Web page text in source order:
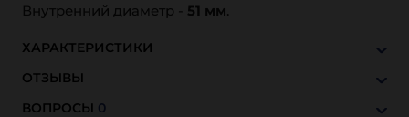
Внутренний диаметр - 51 мм.
ХАРАКТЕРИСТИКИ
ОТЗЫВЫ
ВОПРОСЫ 0